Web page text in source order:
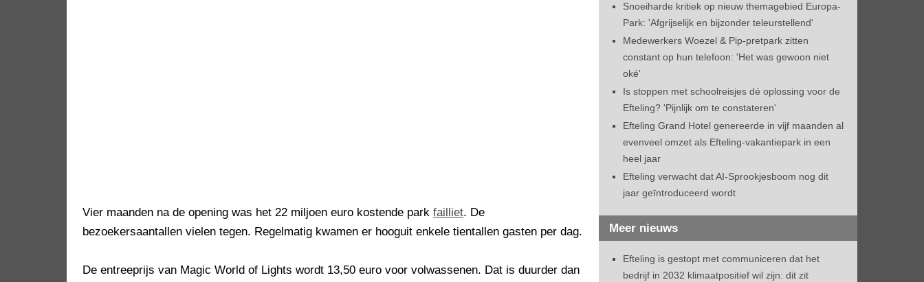
Vier maanden na de opening was het 22 miljoen euro kostende park failliet. De
bezoekersaantallen vielen tegen. Regelmatig kwamen er hooguit enkele tientallen gasten per dag.
De entreeprijs van Magic World of Lights wordt 13,50 euro voor volwassenen. Dat is duurder dan
Snoeiharde kritiek op nieuw themagebied Europa-
Park: 'Afgrijselijk en bijzonder teleurstellend'
Medewerkers Woezel & Pip-pretpark zitten
constant op hun telefoon: 'Het was gewoon niet
oké'
Is stoppen met schoolreisjes dé oplossing voor de
Efteling? 'Pijnlijk om te constateren'
Efteling Grand Hotel genereerde in vijf maanden al
evenveel omzet als Efteling-vakantiepark in een
heel jaar
Efteling verwacht dat AI-Sprookjesboom nog dit
jaar geïntroduceerd wordt
Meer nieuws
Efteling is gestopt met communiceren dat het
bedrijf in 2032 klimaatpositief wil zijn: dit zit